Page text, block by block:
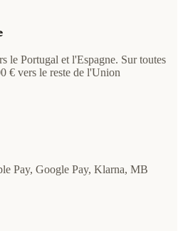
le Portugal et l'Espagne. Sur toutes
€ vers le reste de l'Union
Pay, Google Pay, Klarna, MB